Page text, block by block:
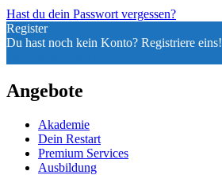
Hast du dein Passwort vergessen?
Register
Du hast noch kein Konto? Registriere eins!
Angebote
Akademie
Dein Restart
Premium Services
Ausbildung